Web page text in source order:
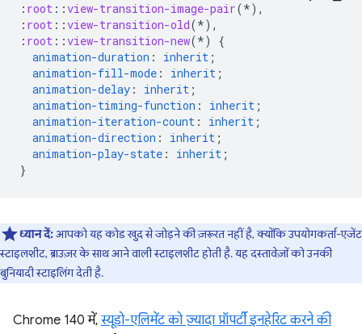
: root ::view-transition-image-pair(*),
: root ::view-transition-old(*),
: root ::view-transition-new(*)
{
animation-duration : inherit ;
animation-fill-mode : inherit ;
animation-delay : inherit ;
animation-timing-function : inherit ;
animation-iteration-count : inherit ;
animation-direction : inherit ;
animation-play-state : inherit ;
}
ध्यान दें:आपको यह कोड खुद से जोड़ने की ज़रूरत नहीं है, क्योंकि उपयोगकर्ता-एजेंट
स्टाइलशीट, ब्राउज़र के साथ आने वाली स्टाइलशीट होती है. यह दस्तावेज़ों को उनकी
बुनियादी स्टाइलिंग देती है.
Chrome 140 में, स्यूडो-एलिमेंट को ज़्यादा प्रॉपर्टी इनहेरिट करने की